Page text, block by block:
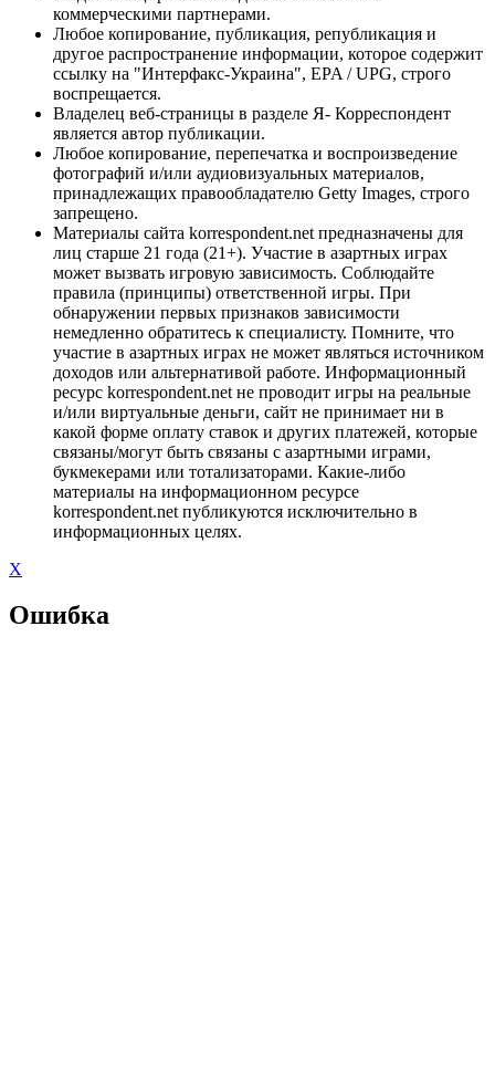
коммерческими партнерами.
Любое копирование, публикация, републикация и
другое распространение информации, которое содержит
ссылку на "Интерфакс-Украина", EPA / UPG, строго
воспрещается.
Владелец веб-страницы в разделе Я- Корреспондент
является автор публикации.
Любое копирование, перепечатка и воспроизведение
фотографий и/или аудиовизуальных материалов,
принадлежащих правообладателю Getty Images, строго
запрещено.
Материалы сайта korrespondent.net предназначены для
лиц старше 21 года (21+). Участие в азартных играх
может вызвать игровую зависимость. Соблюдайте
правила (принципы) ответственной игры. При
обнаружении первых признаков зависимости
немедленно обратитесь к специалисту. Помните, что
участие в азартных играх не может являться источником
доходов или альтернативой работе. Информационный
ресурс korrespondent.net не проводит игры на реальные
и/или виртуальные деньги, сайт не принимает ни в
какой форме оплату ставок и других платежей, которые
связаны/могут быть связаны с азартными играми,
букмекерами или тотализаторами. Какие-либо
материалы на информационном ресурсе
korrespondent.net публикуются исключительно в
информационных целях.
X
Ошибка